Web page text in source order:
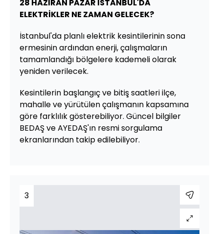
28 HAZİRAN PAZAR İSTANBUL'DA
ELEKTRİKLER NE ZAMAN GELECEK?
İstanbul'da planlı elektrik kesintilerinin sona
ermesinin ardından enerji, çalışmaların
tamamlandığı bölgelere kademeli olarak
yeniden verilecek.
Kesintilerin başlangıç ve bitiş saatleri ilçe,
mahalle ve yürütülen çalışmanın kapsamına
göre farklılık gösterebiliyor. Güncel bilgiler
BEDAŞ ve AYEDAŞ'ın resmi sorgulama
ekranlarından takip edilebiliyor.
3